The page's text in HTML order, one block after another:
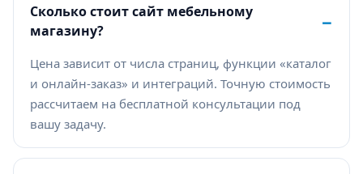
Сколько стоит сайт мебельному
магазину?
−
Цена зависит от числа страниц, функции «каталог
и онлайн-заказ» и интеграций. Точную стоимость
рассчитаем на бесплатной консультации под
вашу задачу.